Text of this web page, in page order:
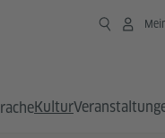
Kultur